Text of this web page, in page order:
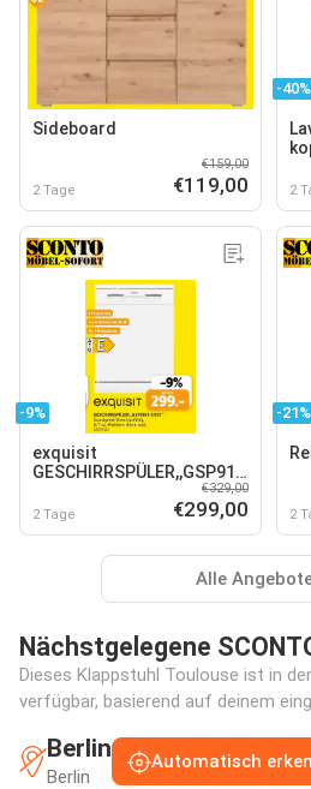
Sideboard
2 Tage
€159,00
€119,00
-40%
2
-9%
exquisit
GESCHIRRSPÜLER,,GSP9109-
2 Tage
€329,00
€299,00
-21%
2
Alle
Nächstgelegene
Dieses Klappstuhl Toulouse ist in
verfügbar, basierend auf deinem
Berlin
Berlin
Automatisch